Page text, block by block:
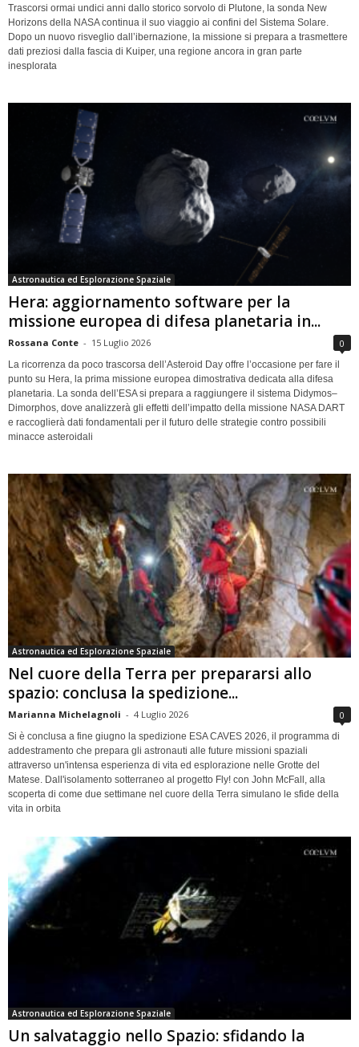
Trascorsi ormai undici anni dallo storico sorvolo di Plutone, la sonda New
Horizons della NASA continua il suo viaggio ai confini del Sistema Solare.
Dopo un nuovo risveglio dall’ibernazione, la missione si prepara a trasmettere
dati preziosi dalla fascia di Kuiper, una regione ancora in gran parte
inesplorata
Astronautica ed Esplorazione Spaziale
Hera: aggiornamento software per la
missione europea di difesa planetaria in...
Rossana Conte - 15 Luglio 2026 0
La ricorrenza da poco trascorsa dell’Asteroid Day offre l’occasione per fare il
punto su Hera, la prima missione europea dimostrativa dedicata alla difesa
planetaria. La sonda dell’ESA si prepara a raggiungere il sistema Didymos–
Dimorphos, dove analizzerà gli effetti dell’impatto della missione NASA DART
e raccoglierà dati fondamentali per il futuro delle strategie contro possibili
minacce asteroidali
Astronautica ed Esplorazione Spaziale
Nel cuore della Terra per prepararsi allo
spazio: conclusa la spedizione...
Marianna Michelagnoli - 4 Luglio 2026 0
Si è conclusa a fine giugno la spedizione ESA CAVES 2026, il programma di
addestramento che prepara gli astronauti alle future missioni spaziali
attraverso un'intensa esperienza di vita ed esplorazione nelle Grotte del
Matese. Dall'isolamento sotterraneo al progetto Fly! con John McFall, alla
scoperta di come due settimane nel cuore della Terra simulano le sfide della
vita in orbita
Astronautica ed Esplorazione Spaziale
Un salvataggio nello Spazio: sfidando la